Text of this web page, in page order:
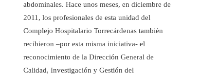
abdominales. Hace unos meses, en diciembre de
2011, los profesionales de esta unidad del
Complejo Hospitalario Torrecárdenas también
recibieron –por esta misma iniciativa- el
reconocimiento de la Dirección General de
Calidad, Investigación y Gestión del